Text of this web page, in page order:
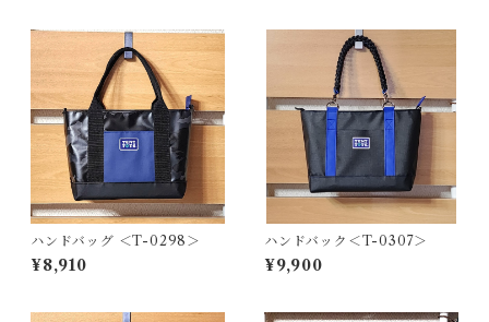
ハンドバッグ ＜T-0298＞
¥8,910
ハンドバック＜T-0307＞
¥9,900